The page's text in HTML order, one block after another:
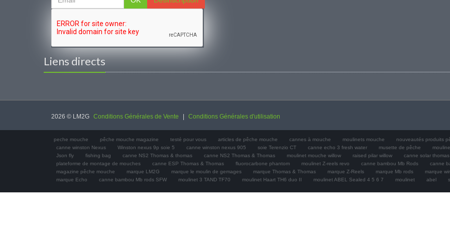
Liens directs
2026 © LM2G Conditions Générales de Vente Conditions Générales d'utilisation
peche mouche pêche mouche magazine testé pour vous articles de pêche mouche cannes à mouche moulinets mouche nouveautés produits
canne winston Nexus
Winston nexus 9p soie 5 canne winston nexus 905 soie Terenzio CT canne echo 3 fresh water musette de pêche
Json fly
fishing bag canne NS2 Thomas & thomas canne NS2 Thomas & Thomas moulinet mouche willow raised pilar willow canne solar
plateforme de montage de mouches
canne ESP Thomas & Thomas fluorocarbone phantom moulinet Z-reels revo canne bambou Mb Rods canne
magazine pêche mouche
marque LM2G marque le moulin de gemages marque Thomas & Thomas marque Z-Reels marque Mb rods marque
marque Echo
canne bambou Mb rods SFW moulinet 3 TAND TF70 moulinet Haart TH6 duo II moulinet ABEL Sealed 4 5 6 7 moulinet abel